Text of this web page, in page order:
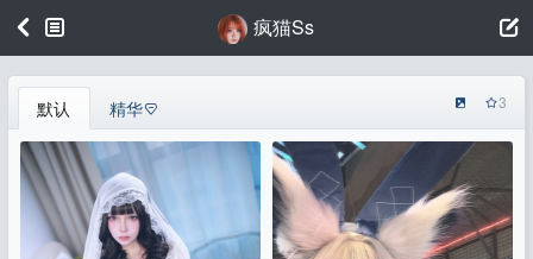
疯猫ss
默认 精华 3